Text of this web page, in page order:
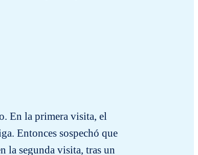
En la primera visita, el
Entonces sospechó que
la segunda visita, tras un